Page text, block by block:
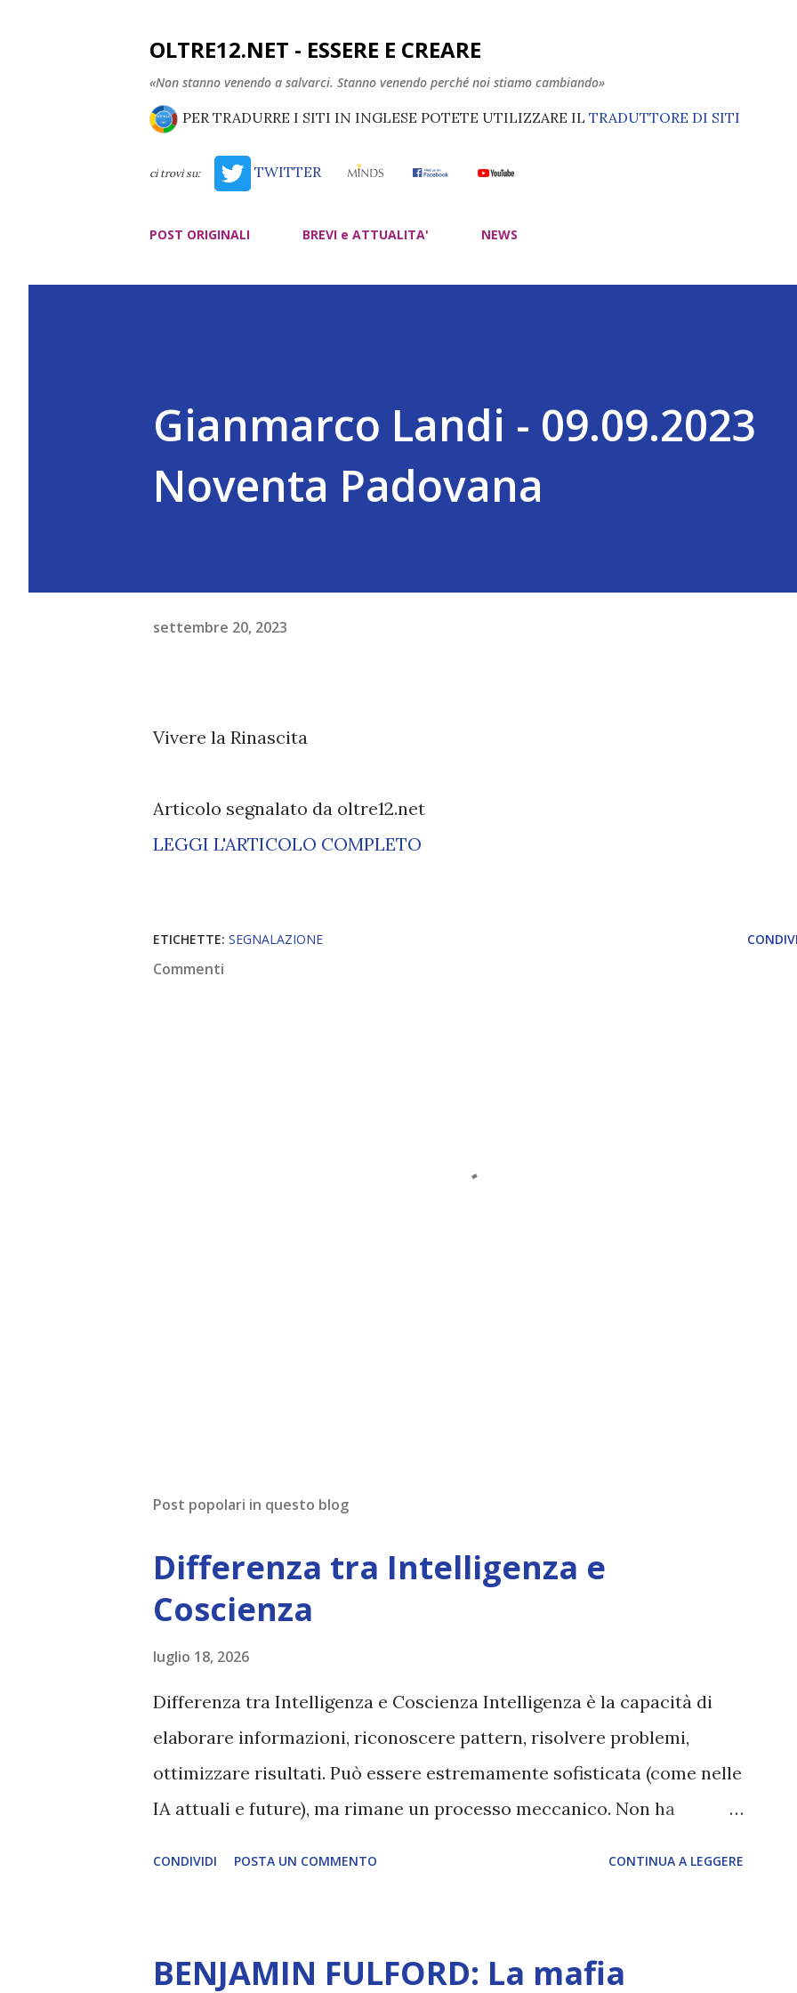
OLTRE12.NET - ESSERE E CREARE
«Non stanno venendo a salvarci. Stanno venendo perché noi stiamo cambiando»
PER TRADURRE I SITI IN INGLESE POTETE UTILIZZARE IL TRADUTTORE DI SITI
ci trovi su: TWITTER
POST ORIGINALI BREVI e ATTUALITA' NEWS
Gianmarco Landi - 09.09.2023
Noventa Padovana
settembre 20, 2023
Vivere la Rinascita
Articolo segnalato da oltre12.net
LEGGI L'ARTICOLO COMPLETO
ETICHETTE: SEGNALAZIONE
Commenti
Post popolari in questo blog
Differenza tra Intelligenza e
Coscienza
luglio 18, 2026
Differenza tra Intelligenza e Coscienza Intelligenza è la capacità di
elaborare informazioni, riconoscere pattern, risolvere problemi,
ottimizzare risultati. Può essere estremamente sofisticata (come nelle
IA attuali e future), ma rimane un processo meccanico. Non ha
Creatore. È ciò che permette di scegliere per amore anche quando
CONDIVIDI POSTA UN COMMENTO CONTINUA A LEGGERE
BENJAMIN FULFORD: La mafia